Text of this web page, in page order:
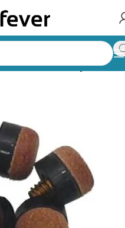
Keeratavad otsad ja alused